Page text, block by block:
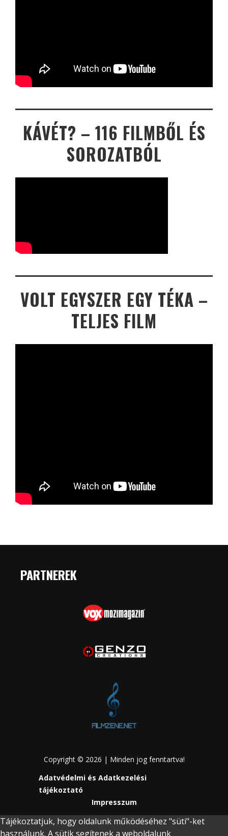
KÁVÉT? – 116 FILMBŐL ÉS
SOROZATBÓL
VOLT EGYSZER EGY TÉKA –
TELJES FILM
PARTNEREK
Copyright © 2026 | Minden jog fenntartva!
Adatvédelmi és Adatkezelési
tájékoztató
Impresszum
Tájékoztatjuk, hogy oldalunk működéséhez "süti"-ket
használunk. A sütik segítenek a weboldalunk